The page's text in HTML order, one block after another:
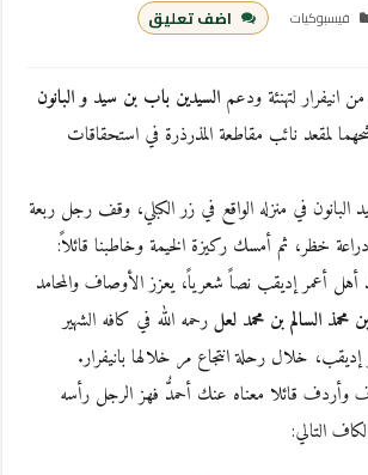
فيسبوكيات
اضف تعليق
انيفرار لتهنئة ودعمالسيدين باب بن سيد و البانون
لمقعد نائب مقاطعة المذرذرة في استحقاقات
البانون في منزله الواقع في زر الكبلي، وقف رجل ربعة
خظر، ثم أمسك ركيزة الخيمة وخاطبنا قائلاً:
أعمر إديقب نصاً شعرياً، يعزز الأوصاف والمحامد
محمذ السالم بن محمد لعلرحمه الله في كافه الشهير
خلال رحلة انتجاع مر خلالها بانيفرار.
وأردف قائلا معناه عنك أحمدُّ فهز الرجل رأسه
التالي: